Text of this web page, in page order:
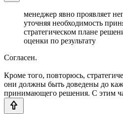
менеджер явно проявляет
уточняя необходимость
стратегическом плане
оценки по результату
Согласен.
Кроме того, повторюсь,
они должны быть доведены до
принимающего решения. С этим